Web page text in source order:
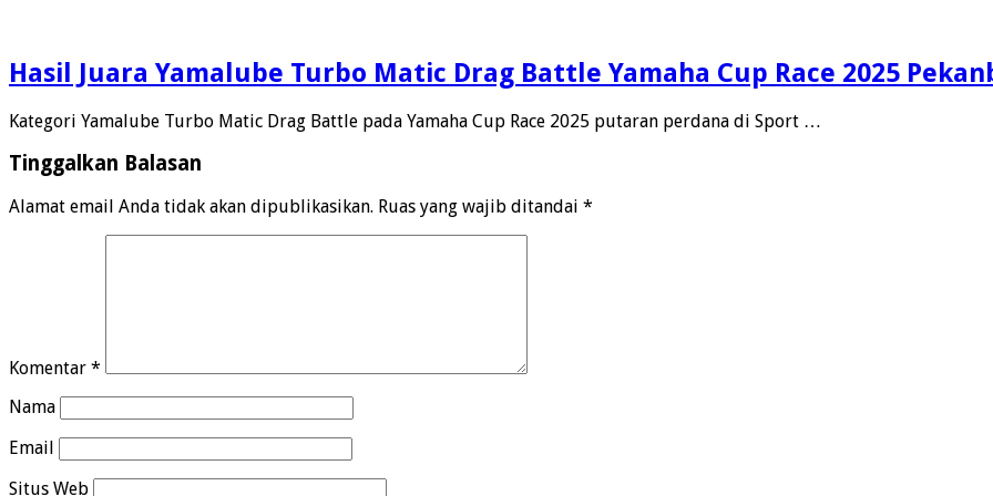
Hasil Juara Yamalube Turbo Matic Drag Battle Yamaha Cup Race 2025
Kategori Yamalube Turbo Matic Drag Battle pada Yamaha Cup Race 2025 putaran perdana di Sport …
Tinggalkan Balasan
Alamat email Anda tidak akan dipublikasikan. Ruas yang wajib ditandai *
Komentar *
Nama
Email
Situs Web